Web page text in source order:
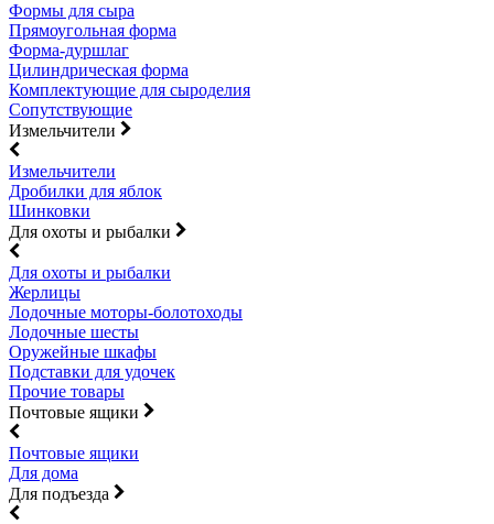
Формы для сыра
Прямоугольная форма
Форма-дуршлаг
Цилиндрическая форма
Комплектующие для сыроделия
Сопутствующие
Измельчители
Измельчители
Дробилки для яблок
Шинковки
Для охоты и рыбалки
Для охоты и рыбалки
Жерлицы
Лодочные моторы-болотоходы
Лодочные шесты
Оружейные шкафы
Подставки для удочек
Прочие товары
Почтовые ящики
Почтовые ящики
Для дома
Для подъезда